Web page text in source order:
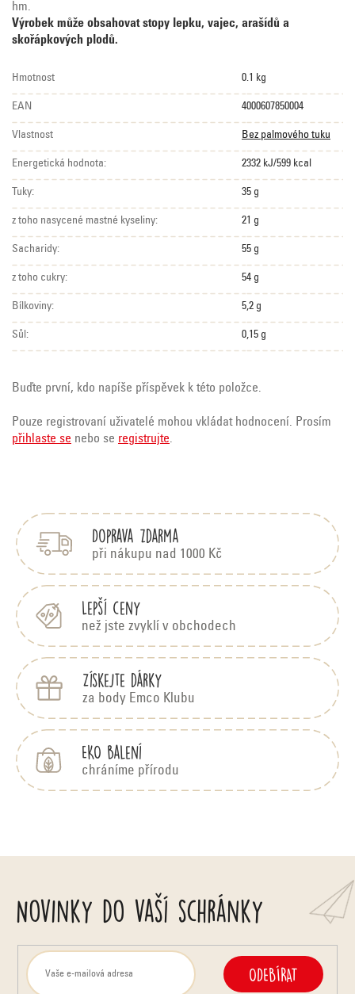
hm.
Výrobek může obsahovat stopy lepku, vajec, arašídů a
skořápkových plodů.
Hmotnost 0.1 kg
EAN 4000607850004
Vlastnost Bez palmového tuku
Energetická hodnota: 2332 kJ/599 kcal
Tuky: 35 g
z toho nasycené mastné kyseliny: 21 g
Sacharidy: 55 g
z toho cukry: 54 g
Bílkoviny: 5,2 g
Sůl: 0,15 g
Buďte první, kdo napíše příspěvek k této položce.
Pouze registrovaní uživatelé mohou vkládat hodnocení. Prosím
přihlaste se nebo se registrujte.
Doprava zdarma
při nákupu nad 1000 Kč
Lepší ceny
než jste zvyklí v obchodech
Získejte dárky
za body Emco Klubu
EKO balení
chráníme přírodu
Novinky do vaší schránky
ODEBÍRAT